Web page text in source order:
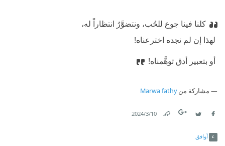
كلنا فينا جوع للحُب، ونتضوَّرُ انتظاراً له،
‫ لهذا إن لم نجده اخترعناه!
‫ أو بتعبير أدق توهَّمناه!
مشاركة منMarwa fathy
10‏/3‏/2024
أوافق